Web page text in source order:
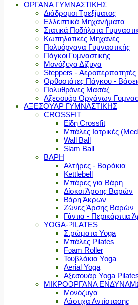
ΟΡΓΑΝΑ ΓΥΜΝΑΣΤΙΚΗΣ
Διάδρομοι Τρεξίματος
Ελλειπτικά Μηχανήματα
Στατικά Ποδήλατα
Κωπηλατικές Μηχανές
Πολυόργανα Γυμναστικής
Πάγκοι Γυμναστικής
Μονόζυγα Δίζυγα
Steppers - Αεροπερπατητές
Ορθοστάτες Πάγκου -
Πολυθρόνες Μασάζ
Αξεσουάρ Οργάνων
ΑΞΕΣΟΥΑΡ ΓΥΜΝΑΣΤΙΚΗΣ
CROSSFIT
Είδη Crossfit
Μπάλες Ιατρικές
Wall Ball
Slam Ball
ΒΑΡΗ
Αλτήρες - Βαράκια
Kettlebell
Μπάρες για Βάρη
Δίσκοι Άρσης Βαρών
Βάρη Άκρων
Ζώνες Άρσης Βαρών
Γάντια - Περικάρπια
YOGA-PILATES
Στρώματα Yoga
Μπάλες Pilates
Foam Roller
Τουβλάκια Yoga
Aerial Yoga
Αξεσουάρ Yoga Pilates
ΜΙΚΡΟΟΡΓΑΝΑ
Μονόζυγα
Λάστιχα Αντίστασης